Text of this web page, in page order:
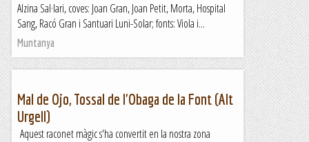
Alzina Sal·lari, coves: Joan Gran, Joan Petit, Morta, Hospital
Sang, Racó Gran i Santuari Luni-Solar; fonts: Viola i...
Muntanya
Mal de Ojo, Tossal de l'Obaga de la Font (Alt
Urgell)
Aquest raconet màgic s'ha convertit en la nostra zona